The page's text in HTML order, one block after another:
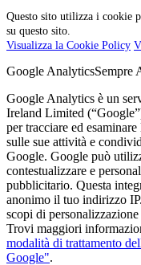
Questo sito utilizza i cookie
su questo sito.
Visualizza la Cookie Policy
Google AnalyticsSempre
Google Analytics è un
Ireland Limited
per tracciare ed
sulle sue attività e
Google. Google può
contestualizzare e
pubblicitario. Questa
anonimo il tuo indirizzo
scopi di
Trovi maggiori
modalità di trattamento
Google".